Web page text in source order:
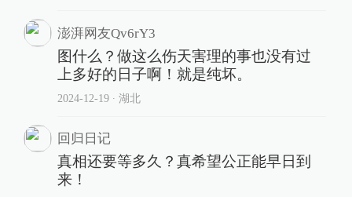
澎湃网友Qv6rY3
图什么？做这么伤天害理的事也没有过
上多好的日子啊！就是纯坏。
2024-12-19∙ 湖北
回归日记
真相还要等多久？真希望公正能早日到
来！